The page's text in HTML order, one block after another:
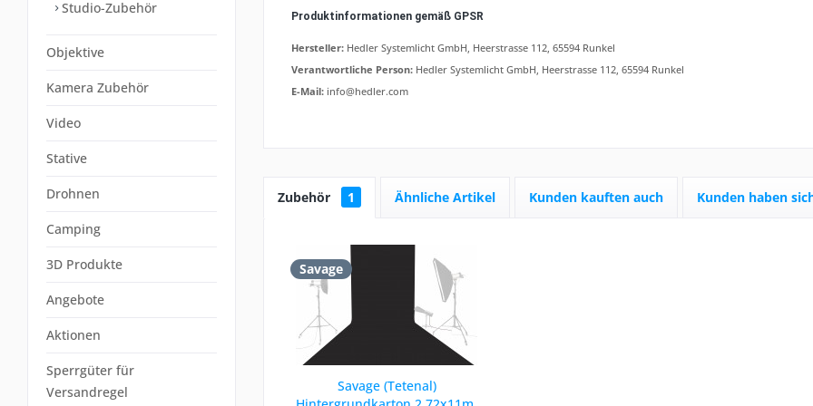
Studio-Zubehör
Objektive
Kamera Zubehör
Video
Stative
Drohnen
Camping
3D Produkte
Angebote
Aktionen
Sperrgüter für
Versandregel
Produktinformationen gemäß GPSR
Hersteller: Hedler Systemlicht GmbH, Heerstrasse 112, 65594 Runkel
Verantwortliche Person: Hedler Systemlicht GmbH, Heerstrasse 112, 65594 Runkel
E-Mail: info@hedler.com
Zubehör 1 Ähnliche Artikel Kunden kauften auch Kunden haben
Savage
Savage (Tetenal)